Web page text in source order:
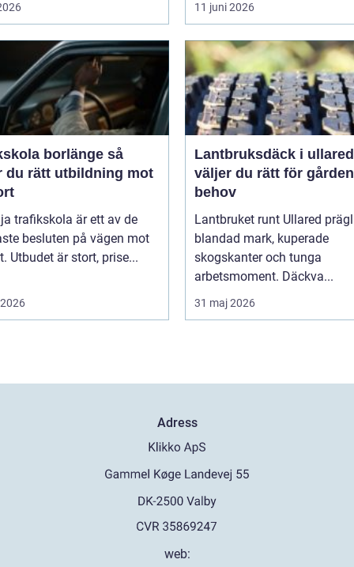
11 juni 2026
borlänge så
du rätt utbildning mot
trafikskola är ett av de
besluten på vägen mot
Utbudet är stort, prise...
Lantbruksdäck i ullared
väljer du rätt för
behov
Lantbruket runt Ullared
blandad mark, kuperade
skogskanter och tunga
arbetsmoment. Däckva...
31 maj 2026
Adress
web: